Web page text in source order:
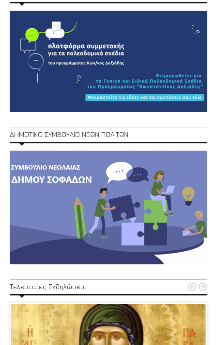
ΔΗΜΟΤΙΚΟ ΣΥΜΒΟΥΛΙΟ ΝΕΩΝ ΠΟΛΙΤΩΝ
Τελευταίες Εκδηλώσεις  